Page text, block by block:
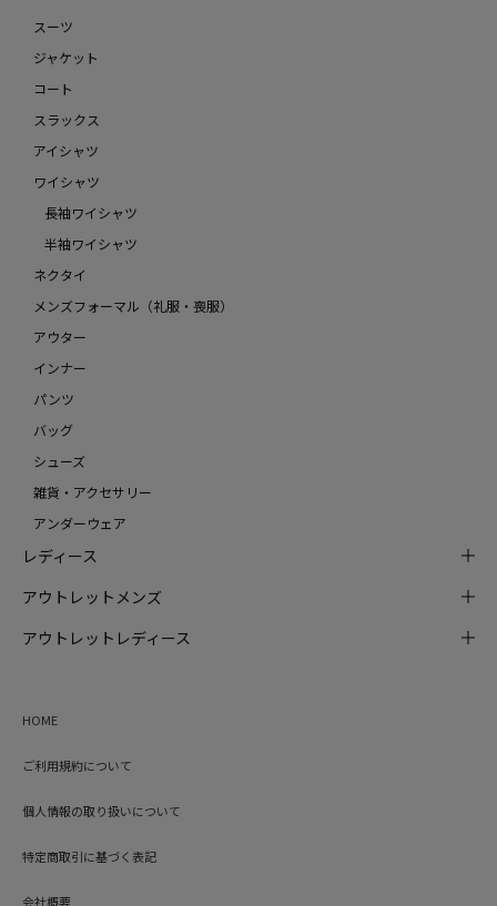
スーツ
ジャケット
コート
スラックス
アイシャツ
ワイシャツ
長袖ワイシャツ
半袖ワイシャツ
ネクタイ
メンズフォーマル（礼服・喪服）
アウター
インナー
パンツ
バッグ
シューズ
雑貨・アクセサリー
アンダーウェア
レディース
アウトレットメンズ
アウトレットレディース
HOME
ご利用規約について
個人情報の取り扱いについて
特定商取引に基づく表記
会社概要